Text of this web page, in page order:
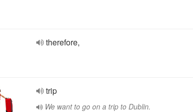
therefore,
trip
We want to go on a trip to Dublin.